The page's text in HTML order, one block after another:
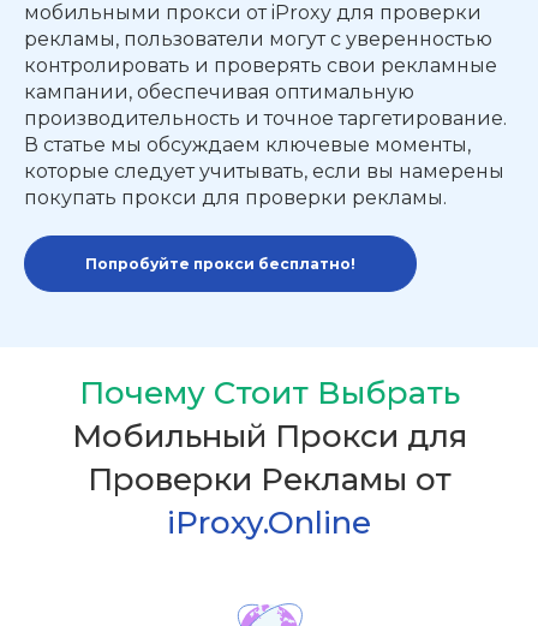
мобильными прокси от iProxy для проверки
рекламы, пользователи могут с уверенностью
контролировать и проверять свои рекламные
кампании, обеспечивая оптимальную
производительность и точное таргетирование.
В статье мы обсуждаем ключевые моменты,
которые следует учитывать, если вы намерены
покупать прокси для проверки рекламы.
Попробуйте прокси бесплатно!
Почему Стоит Выбрать
Мобильный Прокси для
Проверки Рекламы от
iProxy.Online